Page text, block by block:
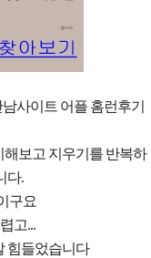
사이트 어플 홈런후기
보고 지우기를 반복하
다.
구요
고...
힘들었습니다